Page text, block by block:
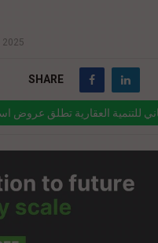
2025
SHARE
للتنمية العقارية تطلق عروض
albostany-cityscape-